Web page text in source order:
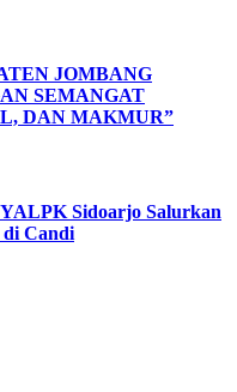
JOMBANG
SEMANGAT
DAN MAKMUR”
Sidoarjo Salurkan
Candi